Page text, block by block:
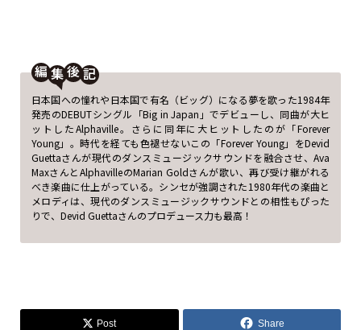
編
後
日本国への憧れや日本国で有名（ビッグ）になる夢を歌った1984年
発売のDEBUTシングル「Big in Japan」でデビューし、同曲が大ヒ
ットしたAlphaville。さらに同年に大ヒットしたのが「Forever
Young」。時代を経ても色褪せないこの「Forever Young」をDevid
Guettaさんが現代のダンスミュージックサウンドを融合させ、Ava
MaxさんとAlphavilleのMarian Goldさんが歌い、再び受け継がれる
べき楽曲に仕上がっている。シンセが強調された1980年代の楽曲と
メロディは、現代のダンスミュージックサウンドとの相性もぴった
りで、Devid Guettaさんのプロデュース力も最高！
Post Share